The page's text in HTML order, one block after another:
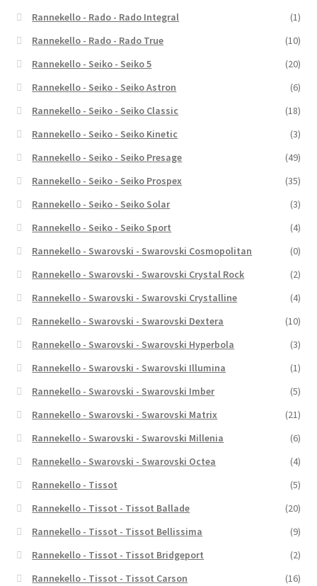
Rannekello - Rado - Rado Integral
(1)
Rannekello - Rado - Rado True
(10)
Rannekello - Seiko - Seiko 5
(20)
Rannekello - Seiko - Seiko Astron
(6)
Rannekello - Seiko - Seiko Classic
(18)
Rannekello - Seiko - Seiko Kinetic
(3)
Rannekello - Seiko - Seiko Presage
(49)
Rannekello - Seiko - Seiko Prospex
(35)
Rannekello - Seiko - Seiko Solar
(3)
Rannekello - Seiko - Seiko Sport
(4)
Rannekello - Swarovski - Swarovski Cosmopolitan
(0)
Rannekello - Swarovski - Swarovski Crystal Rock
(2)
Rannekello - Swarovski - Swarovski Crystalline
(4)
Rannekello - Swarovski - Swarovski Dextera
(10)
Rannekello - Swarovski - Swarovski Hyperbola
(3)
Rannekello - Swarovski - Swarovski Illumina
(1)
Rannekello - Swarovski - Swarovski Imber
(5)
Rannekello - Swarovski - Swarovski Matrix
(21)
Rannekello - Swarovski - Swarovski Millenia
(6)
Rannekello - Swarovski - Swarovski Octea
(4)
Rannekello - Tissot
(5)
Rannekello - Tissot - Tissot Ballade
(20)
Rannekello - Tissot - Tissot Bellissima
(9)
Rannekello - Tissot - Tissot Bridgeport
(2)
Rannekello - Tissot - Tissot Carson
(16)